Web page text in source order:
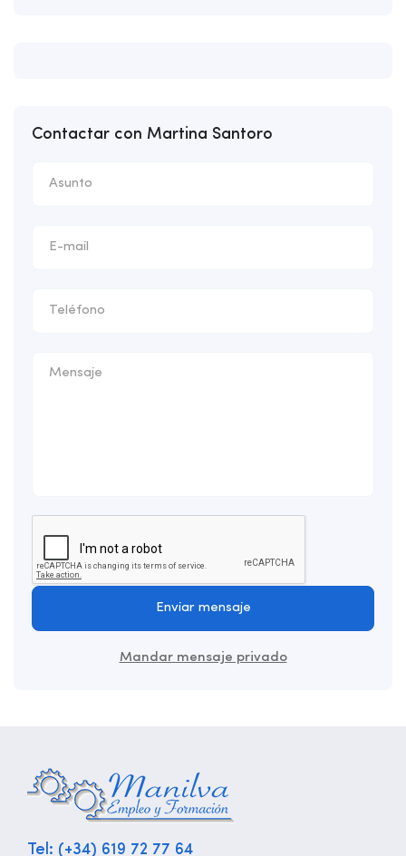
Contactar con Martina Santoro
Enviar mensaje
Mandar mensaje privado
Tel: (+34) 619 72 77 64